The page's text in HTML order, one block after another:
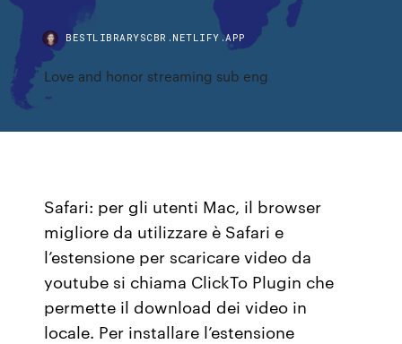
BESTLIBRARYSCBR.NETLIFY.APP
Love and honor streaming sub eng
Safari: per gli utenti Mac, il browser
migliore da utilizzare è Safari e
l’estensione per scaricare video da
youtube si chiama ClickTo Plugin che
permette il download dei video in
locale. Per installare l’estensione